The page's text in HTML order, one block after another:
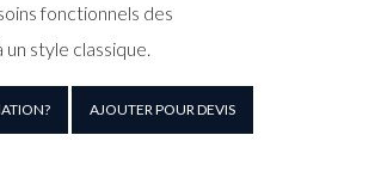
fonctionnels des
style classique.
AJOUTER POUR DEVIS